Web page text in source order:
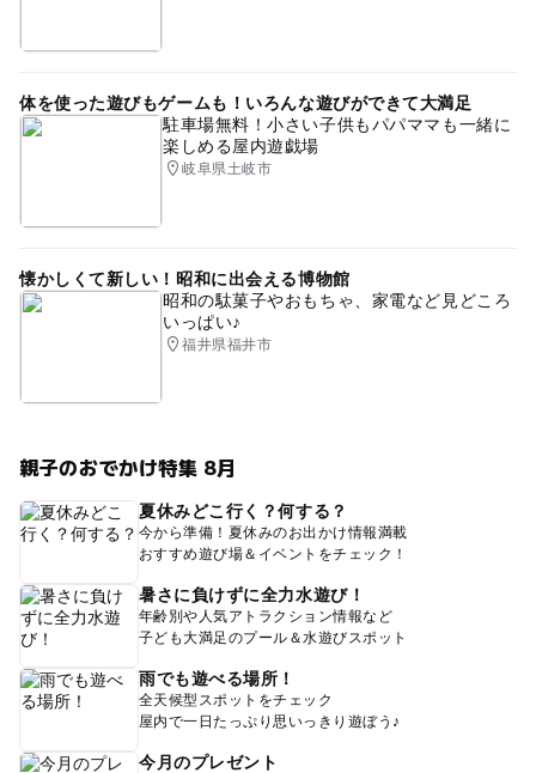
体を使った遊びもゲームも！いろんな遊びができて大満足
駐車場無料！小さい子供もパパママも一緒に
楽しめる屋内遊戯場
岐阜県土岐市
懐かしくて新しい！昭和に出会える博物館
昭和の駄菓子やおもちゃ、家電など見どころ
いっぱい♪
福井県福井市
親子のおでかけ特集 8月
夏休みどこ行く？何する？
今から準備！夏休みのお出かけ情報満載
おすすめ遊び場＆イベントをチェック！
暑さに負けずに全力水遊び！
年齢別や人気アトラクション情報など
子ども大満足のプール＆水遊びスポット
雨でも遊べる場所！
全天候型スポットをチェック
屋内で一日たっぷり思いっきり遊ぼう♪
今月のプレゼント